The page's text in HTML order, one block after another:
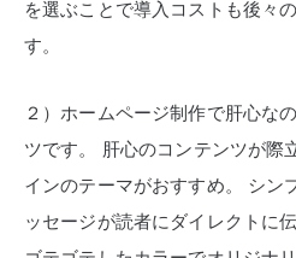
を選ぶことで導入コストも後々
す。
２）ホームページ制作で肝心な
ツです。
肝心のコンテンツが際
インのテーマがおすすめ。
シン
ッセージが読者にダイレクトに伝